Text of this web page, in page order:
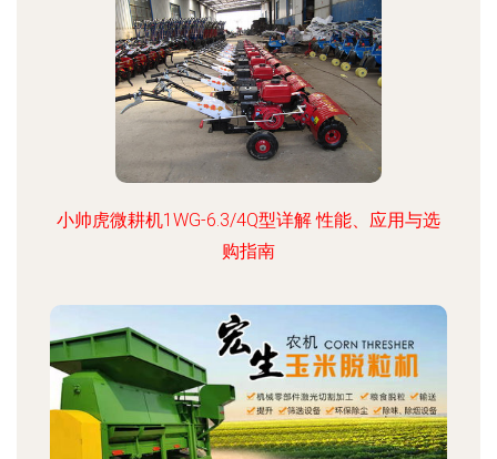
小帅虎微耕机1WG-6.3/4Q型详解 性能、应用与选
购指南